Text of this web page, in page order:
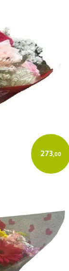
273,00